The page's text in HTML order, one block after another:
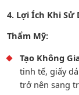
4. Lợi Ích Khi Sử
Thẩm Mỹ:
Tạo Không
tinh tế, giấy
trở nên sang